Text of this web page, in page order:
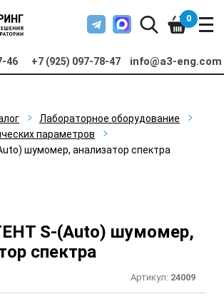
46 +7 (925) 097-78-47 info@a3-eng.com
0
Лабораторное оборудование
параметров
шумомер, анализатор спектра
S-(Auto) шумомер,
спектра
Артикул: 24009